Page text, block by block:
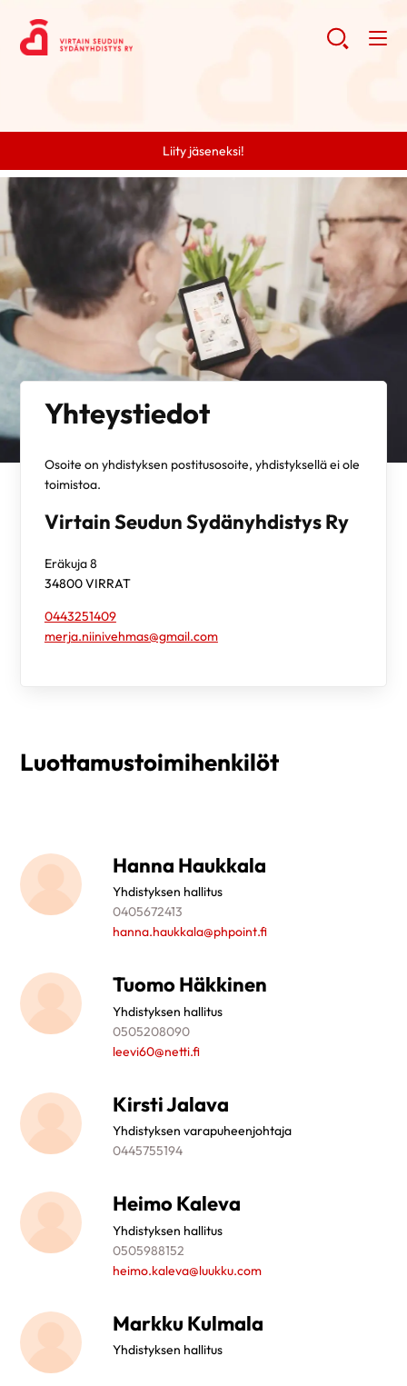
Liity jäseneksi!
Yhteystiedot
Osoite on yhdistyksen postitusosoite, yhdistyksellä ei ole
toimistoa.
Virtain Seudun Sydänyhdistys Ry
Eräkuja 8
34800VIRRAT
0443251409
merja.niinivehmas@gmail.com
Luottamustoimihenkilöt
Hanna Haukkala
Yhdistyksen hallitus
0405672413
hanna.haukkala@phpoint.fi
Tuomo Häkkinen
Yhdistyksen hallitus
0505208090
leevi60@netti.fi
Kirsti Jalava
Yhdistyksen varapuheenjohtaja
0445755194
Heimo Kaleva
Yhdistyksen hallitus
0505988152
heimo.kaleva@luukku.com
Markku Kulmala
Yhdistyksen hallitus